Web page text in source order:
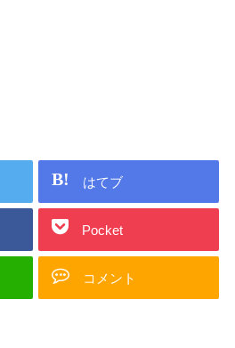
はてブ
Pocket
コメント